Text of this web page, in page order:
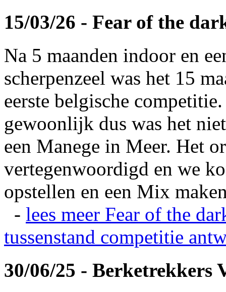
15/03/26 - Fear of the
Na 5 maanden indoor en
scherpenzeel was het 15
eerste belgische
gewoonlijk dus was het
een Manege in Meer. Het
vertegenwoordigd en we
opstellen en een Mix
- lees meer Fear of the
tussenstand competitie
30/06/25 - Berketrekkers